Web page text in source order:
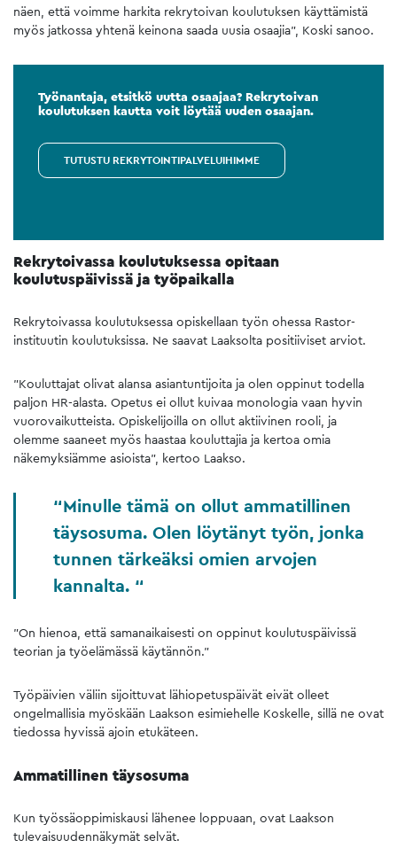
näen, että voimme harkita rekrytoivan koulutuksen käyttämistä
myös jatkossa yhtenä keinona saada uusia osaajia”, Koski sanoo.
Työnantaja, etsitkö uutta osaajaa? Rekrytoivan
koulutuksen kautta voit löytää uuden osaajan.
TUTUSTU REKRYTOINTIPALVELUIHIMME
Rekrytoivassa koulutuksessa opitaan
koulutuspäivissä ja työpaikalla
Rekrytoivassa koulutuksessa opiskellaan työn ohessa Rastor-
instituutin koulutuksissa. Ne saavat Laaksolta positiiviset arviot.
”Kouluttajat olivat alansa asiantuntijoita ja olen oppinut todella
paljon HR-alasta. Opetus ei ollut kuivaa monologia vaan hyvin
vuorovaikutteista. Opiskelijoilla on ollut aktiivinen rooli, ja
olemme saaneet myös haastaa kouluttajia ja kertoa omia
näkemyksiämme asioista”, kertoo Laakso.
Minulle tämä on ollut ammatillinen
täysosuma. Olen löytänyt työn, jonka
tunnen tärkeäksi omien arvojen
kannalta.
”On hienoa, että samanaikaisesti on oppinut koulutuspäivissä
teorian ja työelämässä käytännön.”
Työpäivien väliin sijoittuvat lähiopetuspäivät eivät olleet
ongelmallisia myöskään Laakson esimiehelle Koskelle, sillä ne ovat
tiedossa hyvissä ajoin etukäteen.
Ammatillinen täysosuma
Kun työssäoppimiskausi lähenee loppuaan, ovat Laakson
tulevaisuudennäkymät selvät.